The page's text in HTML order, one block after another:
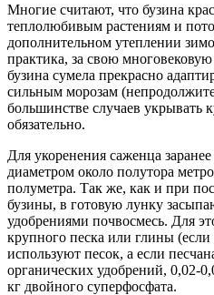
Многие считают, что бузина
теплолюбивым растениям и
дополнительном утеплении
практика, за свою
бузина сумела прекрасно
сильным морозам
большинстве случаев укрывать
обязательно.
Для укоренения саженца
диаметром около полутора
полуметра. Так же, как и при
бузины, в готовую лунку
удобрениями почвосмесь. Для
крупного песка или глины (если
используют песок, а если
органических удобрений, 0,02-
кг двойного суперфосфата.